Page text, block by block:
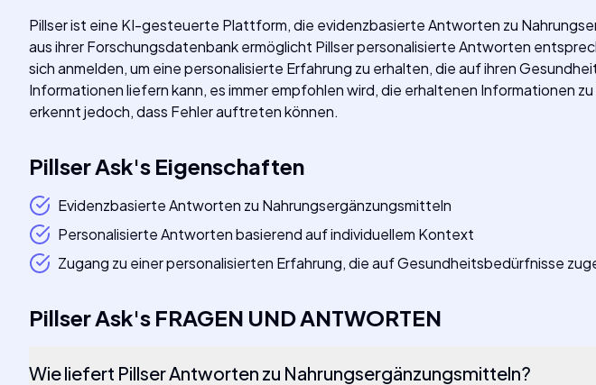
Pillser ist eine KI-gesteuerte Plattform, die evidenzbasierte Antworten zu
aus ihrer Forschungsdatenbank ermöglicht Pillser personalisierte Antworten
sich anmelden, um eine personalisierte Erfahrung zu erhalten, die auf ihren
Informationen liefern kann, es immer empfohlen wird, die erhaltenen Informationen
erkennt jedoch, dass Fehler auftreten können.
Pillser Ask's Eigenschaften
Evidenzbasierte Antworten zu Nahrungsergänzungsmitteln
Personalisierte Antworten basierend auf individuellem Kontext
Zugang zu einer personalisierten Erfahrung, die auf Gesundheitsbedürfnisse
Pillser Ask's FRAGEN UND ANTWORTEN
Wie liefert Pillser Antworten zu Nahrungsergänzungsmitteln?